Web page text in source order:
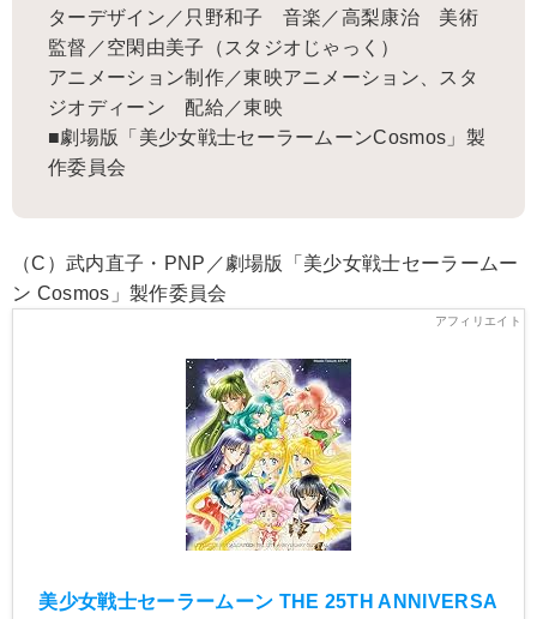
ターデザイン／只野和子 音楽／高梨康治 美術
監督／空閑由美子（スタジオじゃっく）
アニメーション制作／東映アニメーション、スタ
ジオディーン 配給／東映
■劇場版「美少女戦士セーラームーンCosmos」製
作委員会
（C）武内直子・PNP／劇場版「美少女戦士セーラームー
ン Cosmos」製作委員会
美少女戦士セーラームーン THE 25TH ANNIVERSA